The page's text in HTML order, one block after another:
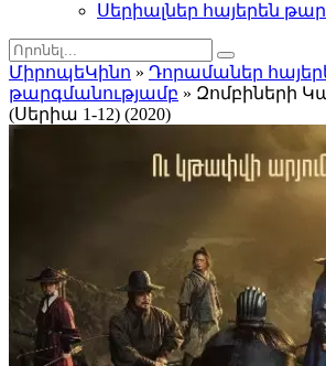
Սերիալներ հայերեն
ՄիրոպեԿինո » Դորամաներ
թարգմանությամբ » Զոմբիների
(Սերիա 1-12) (2020)